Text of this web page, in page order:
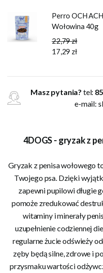
Perro OCH
Wołowina 40g
22,79 zł
17,29 zł
Masz pytania? tel:
e-mail:
4DOGS - gryzak z
Gryzak z penisa wołowego
Twojego psa. Dzięki
zapewni pupilowi długie
pomoże zredukować
witaminy i minerały
uzupełnienie codziennej
regularne żucie odświeży
zęby będą silne, zdrowe i
przysmaku wartości